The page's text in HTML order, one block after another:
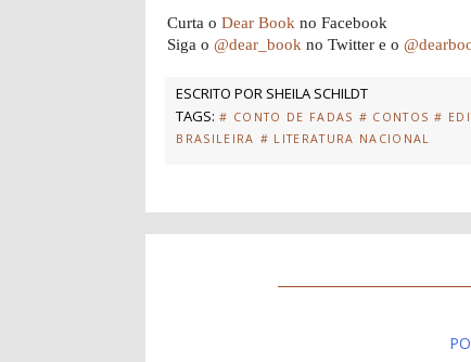
Curta oDear Book no Facebook
Siga o@dear_book no Twitter e o
ESCRITO POR SHEILA SCHILDT
TAGS: # CONTO DE FADAS # CONTOS #
BRASILEIRA # LITERATURA NACIONAL